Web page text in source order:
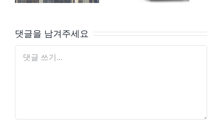
댓글을 남겨주세요